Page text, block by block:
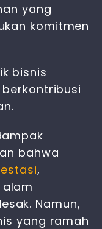
yang
komitmen
bisnis
bahwa
,
Namun,
yang ramah